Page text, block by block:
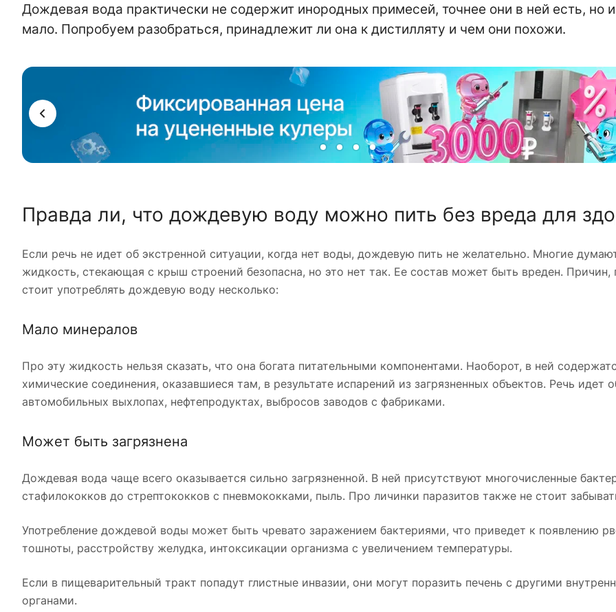
Дождевая вода практически не содержит инородных примесей, точнее они в ней есть, но
мало. Попробуем разобраться, принадлежит ли она к дистилляту и чем они похожи.
Правда ли, что дождевую воду можно пить без вреда для
Если речь не идет об экстренной ситуации, когда нет воды, дождевую пить не желательно. Многие
жидкость, стекающая с крыш строений безопасна, но это нет так. Ее состав может быть вреден. Причин,
стоит употреблять дождевую воду несколько:
Мало минералов
Про эту жидкость нельзя сказать, что она богата питательными компонентами. Наоборот, в ней
химические соединения, оказавшиеся там, в результате испарений из загрязненных объектов. Речь идет
автомобильных выхлопах, нефтепродуктах, выбросов заводов с фабриками.
Может быть загрязнена
Дождевая вода чаще всего оказывается сильно загрязненной. В ней присутствуют многочисленные
стафилококков до стрептококков с пневмококками, пыль. Про личинки паразитов также не стоит
Употребление дождевой воды может быть чревато заражением бактериями, что приведет к появлению
тошноты, расстройству желудка, интоксикации организма с увеличением температуры.
Если в пищеварительный тракт попадут глистные инвазии, они могут поразить печень с другими
органами.